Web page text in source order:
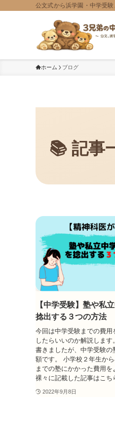
公文式から浜学園・中学受
ホーム ブログ
【中学受験】塾や私
捻出する３つの方法
今回は中学受験までの費用
したらいいのか解説します
書きましたが、中学受験の
額です。 小学校２年生か
までの塾にかかった費用
裸々に記載した記事はこち
2022年9月8日